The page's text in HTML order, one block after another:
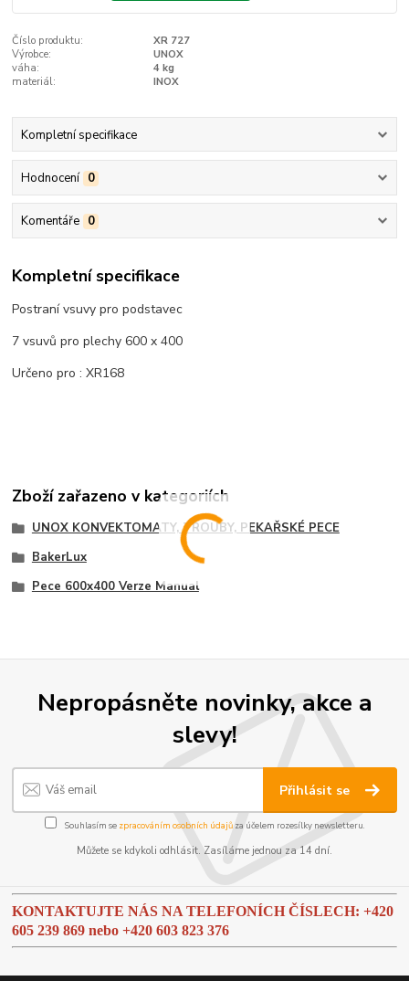
Číslo produktu:
XR 727
Výrobce:
UNOX
váha:
4 kg
materiál:
INOX
Kompletní specifikace
Hodnocení 0
Komentáře 0
Kompletní specifikace
Postraní vsuvy pro podstavec
7 vsuvů pro plechy 600 x 400
Určeno pro : XR168
Zboží zařazeno v kategoriích
UNOX KONVEKTOMATY, TROUBY, PEKAŘSKÉ PECE
BakerLux
Pece 600x400 Verze Manual
Nepropásněte novinky, akce a
slevy!
Přihlásit se
Souhlasím se zpracováním osobních údajůza účelem rozesílky newsletteru.
Můžete se kdykoli odhlásit. Zasíláme jednou za 14 dní.
KONTAKTUJTE NÁS NA TELEFONÍCH ČÍSLECH: +420
605 239 869 nebo+420 603 823 376